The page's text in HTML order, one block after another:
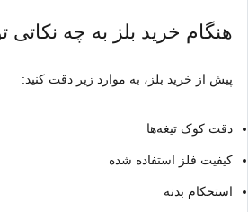
هنگام خرید بلز به چه نکاتی
پیش از خرید بلز، به موارد زیر دقت کنید:
دقت کوک تیغه‌ها
کیفیت فلز استفاده شده
استحکام بدنه